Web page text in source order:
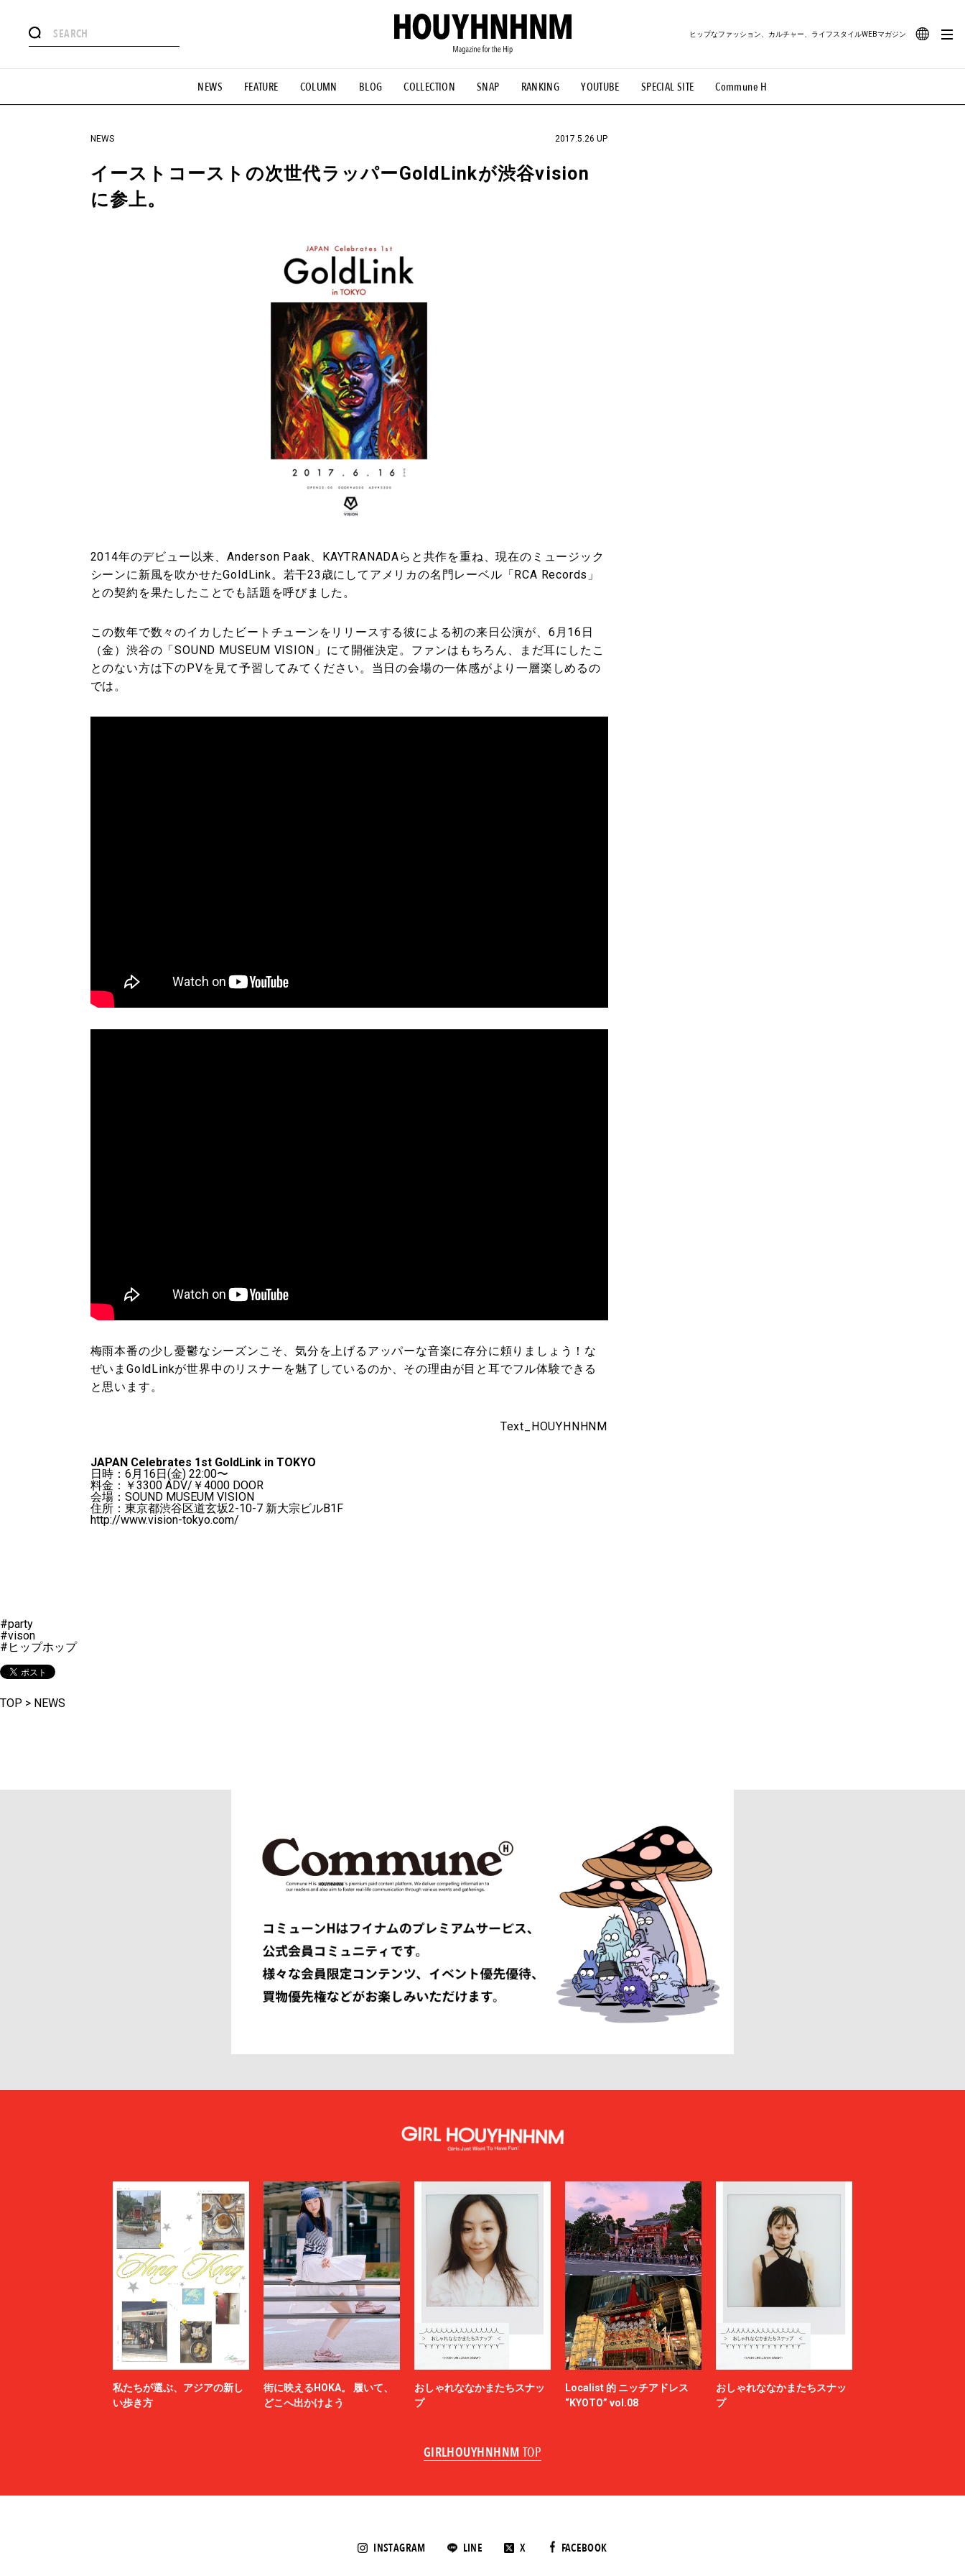
NEWS FEATURE COLUMN BLOG COLLECTION SNAP RANKING YOUTUBE SPECIAL SITE Commune H
ヒップなファッション、カルチャー、ライフスタイルWEBマガジン
#憧れの逸品 #ESSENTIAL DESIGNS #古着サミット #NEW VINTAGE #マイナーグッド図鑑 #路地裏てぃーん。 #MONTHLY JOURNAL
#GH 銘品の所以 #フイナムのYouTube #Commune H #FOCUS IT #AH.H #ととけん #FASHION #MUSIC #MOVIE #LIFESTYLE #SNEAKER #OUTDOOR
#HANDSOME HANDBOOK
NEWS 2017.5.26 UP
イーストコーストの次世代ラッパーGoldLinkが渋谷vision
に参上。
2014年のデビュー以来、Anderson Paak、KAYTRANADAらと共作を重ね、現在のミュージック
シーンに新風を吹かせたGoldLink。若干23歳にしてアメリカの名門レーベル「RCA Records」
との契約を果たしたことでも話題を呼びました。
この数年で数々のイカしたビートチューンをリリースする彼による初の来日公演が、6月16日
（金）渋谷の「SOUND MUSEUM VISION」にて開催決定。ファンはもちろん、まだ耳にしたこ
とのない方は下のPVを見て予習してみてください。当日の会場の一体感がより一層楽しめるの
では。
梅雨本番の少し憂鬱なシーズンこそ、気分を上げるアッパーな音楽に存分に頼りましょう！な
ぜいまGoldLinkが世界中のリスナーを魅了しているのか、その理由が目と耳でフル体験できる
と思います。
Text_HOUYHNHNM
JAPAN Celebrates 1st GoldLink in TOKYO
日時：6月16日(金) 22:00〜
料金：￥3300 ADV/￥4000 DOOR
会場：SOUND MUSEUM VISION
住所：東京都渋谷区道玄坂2-10-7 新大宗ビルB1F
http://www.vision-tokyo.com/
#party
#vison
#ヒップホップ
TOP > NEWS
私たちが選ぶ、アジアの新し
い歩き方
街に映えるHOKA。 履いて、
どこへ出かけよう
おしゃれななかまたちスナッ
プ
Localist 的 ニッチアドレス
“KYOTO” vol.08
おしゃれななかまたちスナッ
プ
GIRLHOUYHNHNM TOP
INSTAGRAM LINE X FACEBOOK